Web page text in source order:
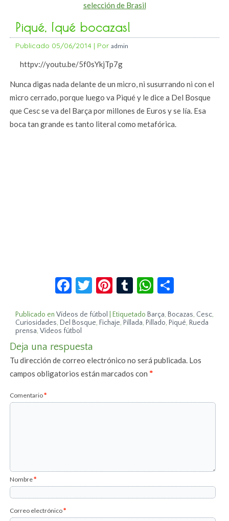
selección de Brasil
Piqué, ¡qué bocazas!
Publicado 05/06/2014 | Por admin
httpv://youtu.be/5f0sYkjTp7g
Nunca digas nada delante de un micro, ni susurrando ni con el
micro cerrado, porque luego va Piqué y le dice a Del Bosque
que Cesc se va del Barça por millones de Euros y se lía. Esa
boca tan grande es tanto literal como metafórica.
Facebook
Twitter
Pinterest
TumblrWhatsApp
Publicado en Vídeos de fútbol Etiquetado Barça, Bocazas, Cesc,
Curiosidades, Del Bosque, Fichaje, Pillada, Pillado, Piqué, Rueda
prensa,Vídeos fútbol
Deja una respuesta
Tu dirección de correo electrónico no será publicada. Los
campos obligatorios están marcados con*
Comentario*
Nombre*
Correo electrónico*